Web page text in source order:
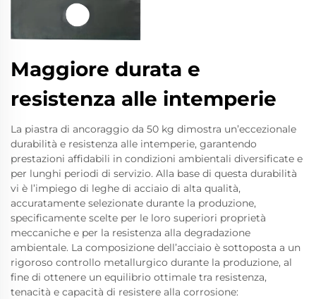
Maggiore durata e
resistenza alle intemperie
La piastra di ancoraggio da 50 kg dimostra un’eccezionale
durabilità e resistenza alle intemperie, garantendo
prestazioni affidabili in condizioni ambientali diversificate e
per lunghi periodi di servizio. Alla base di questa durabilità
vi è l’impiego di leghe di acciaio di alta qualità,
accuratamente selezionate durante la produzione,
specificamente scelte per le loro superiori proprietà
meccaniche e per la resistenza alla degradazione
ambientale. La composizione dell’acciaio è sottoposta a un
rigoroso controllo metallurgico durante la produzione, al
fine di ottenere un equilibrio ottimale tra resistenza,
tenacità e capacità di resistere alla corrosione: